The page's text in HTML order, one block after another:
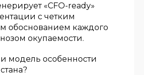
«CFO-ready»
с четким
обоснованием каждого
окупаемости.
модель особенности